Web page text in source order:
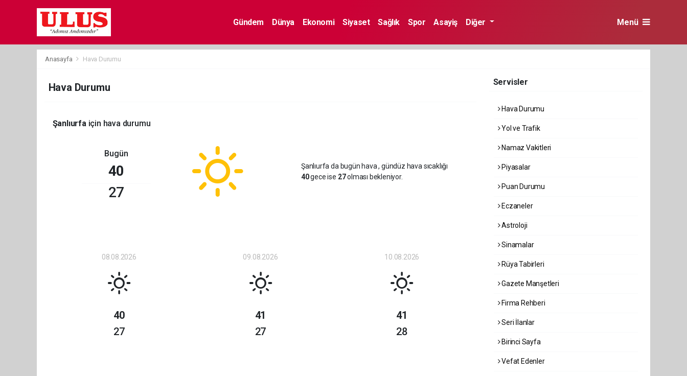
Gündem Dünya Ekonomi Siyaset Sağlık Spor Asayiş Diğer Menü
Anasayfa Hava Durumu
Hava Durumu
Şanlıurfaiçin hava durumu
Bugün
40
27
Şanlıurfa da bugün hava, gündüz hava sıcaklığı
40gece ise 27olması bekleniyor.
08.08.2026
40
27
09.08.2026
41
27
10.08.2026
41
28
Servisler
Hava Durumu
Yol ve Trafik
Namaz Vakitleri
Piyasalar
Puan Durumu
Eczaneler
Astroloji
Sinamalar
Rüya Tabirleri
Gazete Manşetleri
Firma Rehberi
Seri İlanlar
Birinci Sayfa
Vefat Edenler